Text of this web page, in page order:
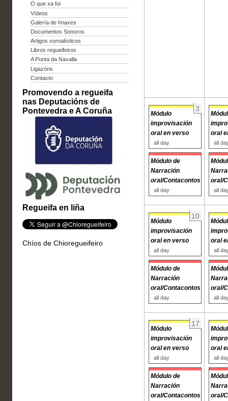
O que xa foi
Vídeos
Galería de Imaxes
Documentos Sonoros
Artigos xornalísticos
Libros regueifeiros
A Punta da Navalla
Ligazóns
Contacto
Promovendo a regueifa
nas Deputacións de
Pontevedra e A Coruña
Regueifa en liña
Chíos de Chioregueifeiro
3
Módulo
improvisación
oral en verso
all day
Módulo de
Narración
oral/Contacontos
all day
oral
all
oral/
all
10
Módulo
improvisación
oral en verso
all day
Módulo de
Narración
oral/Contacontos
all day
oral
all
oral/
all
17
Módulo
improvisación
oral en verso
all day
Módulo de
Narración
oral/Contacontos
oral
all
oral/